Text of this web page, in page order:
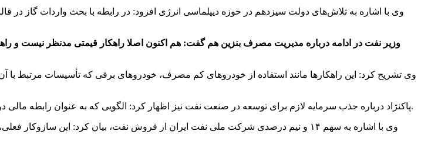
وی با اشاره به تلاش‌های دولت سیزدهم در حوزه دیپلماسی انرژی افزود: در رابطه با بحث واردات گاز
وزیر نفت در ادامه درباره مدیریت مصرف بنزین هم گفت: هم اکنون اصلا راهکار قیمتی مدنظر نیست و
وی تشریح کرد: این راهکار‌ها مانند استفاده از خودرو‌های کم مصرف، خودرو‌های برقی که تأسیسات مرتبط با
پاکنژاد درباره جذب سرمایه لازم برای توسعه در صنعت نفت نیز اظهار کرد: الگویی که به عنوان رابطه مالی دولت و شرکت ملی نفت ایران تعریف شده، سال هاست که بررسی می‌شود و نیاز به بازنگری دارد.
وی با اشاره به سهم ۱۴ و نیم درصدی شرکت ملی نفت ایران از فروش نفت، بیان کرد: این